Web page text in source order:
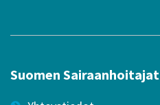
Suomen Sairaanhoitajat